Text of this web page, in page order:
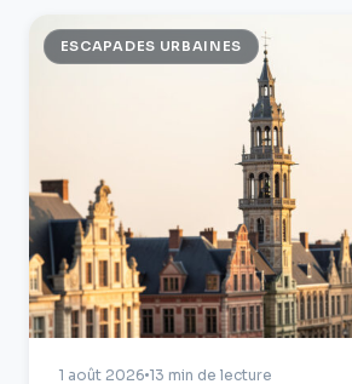
ESCAPADES URBAINES
1 août 2026 13 min de lecture